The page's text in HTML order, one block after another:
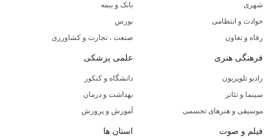
شهری
حوادث و انتظامی
رفاه و تعاون
بانک و بیمه
بورس
صنعت ، تجارت و کشاورزی
فرهنگی هنری
رادیو تلویزیون
سینما و تئاتر
موسیقی و هنرهای تجسمی
علمی پزشکی
دانشگاه و کنکور
بهداشت و درمان
آموزش و پرورش
فیلم و صوت استان ها